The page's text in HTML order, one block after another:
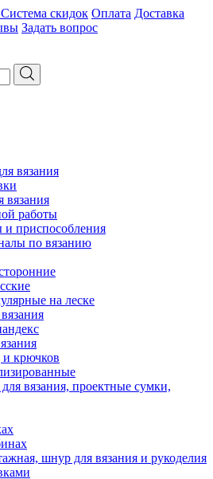
Система скидок Оплата Доставка
Задать вопрос
вязания
вязания
работы
приспособления
по вязанию
на леске
крючков
вязания, проектные сумки,
шнур для вязания и рукоделия